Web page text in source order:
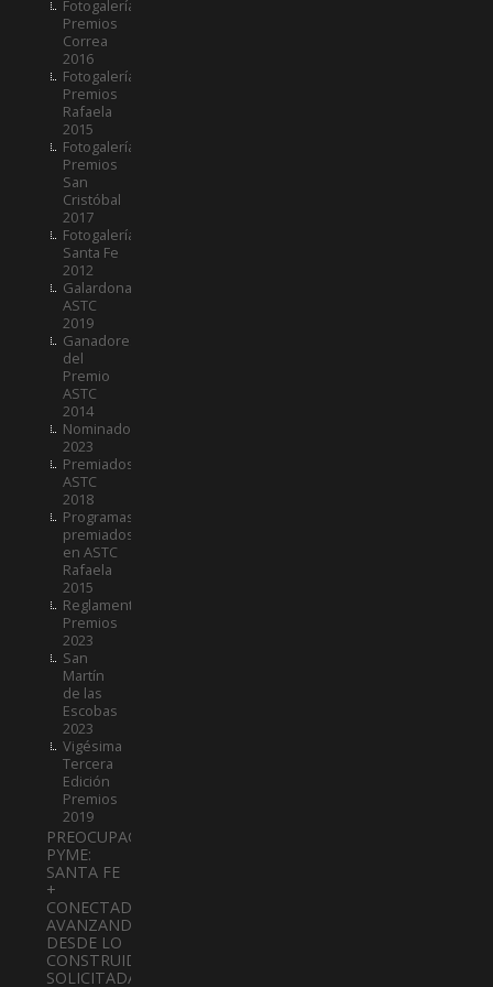
Fotogalería
Premios
Correa
2016
Fotogalería
Premios
Rafaela
2015
Fotogalería
Premios
San
Cristóbal
2017
Fotogalería
Santa Fe
2012
Galardonados
ASTC
2019
Ganadores
del
Premio
ASTC
2014
Nominados
2023
Premiados
ASTC
2018
Programas
premiados
en ASTC
Rafaela
2015
Reglamento
Premios
2023
San
Martín
de las
Escobas
2023
Vigésima
Tercera
Edición
Premios
2019
PREOCUPACIÓN
PYME:
SANTA FE
+
CONECTADA:
AVANZANDO
DESDE LO
CONSTRUIDO
SOLICITADA.